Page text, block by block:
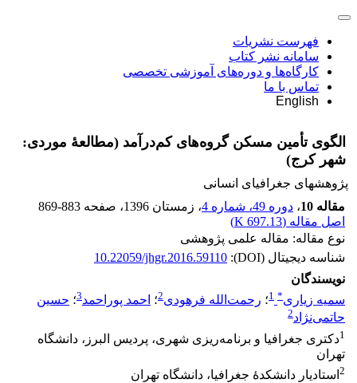
فهرست نشریات
سامانه نشر کتاب
کارگاه‌ها و دوره‌های آموزشی تخصصی
تماس با ما
English
الگوی تأمین مسکن گروه‌های کم‌درآمد (مطالعۀ موردی:
شهر کرج)
پژوهشهای جغرافیای انسانی
مقاله 10
، دوره 49، شماره 4 ، زمستان 1396 ، صفحه 869-883
اصل مقاله (697.13 K
)
نوع مقاله: مقاله علمی پژوهشی
شناسه دیجیتال (DOI):
10.22059/jhgr.2016.59110
نویسندگان
سمیه زیاری*
1؛ رحمت‌الله فرهودی2؛ احمد پوراحمد3؛ حسین
حاتمی‌نژاد2
1دکتری جغرافیا و برنامه‌ریزی شهری، پردیس البرز، دانشگاه
تهران
2 استادیار دانشکدۀ جغرافیا، دانشگاه تهران